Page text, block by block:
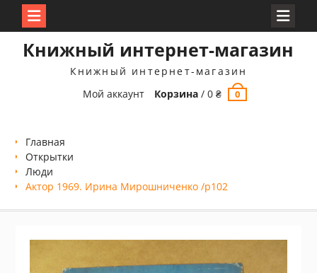
Книжный интернет-магазин
Книжный интернет-магазин
Мой аккаунт
Корзина /0₴ 0
Главная
Открытки
Люди
Актор 1969. Ирина Мирошниченко /p102